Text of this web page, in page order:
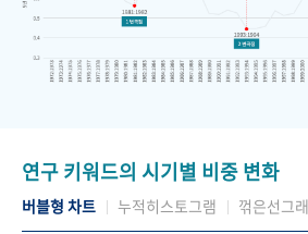
연구 키워드의 시기별 비중 변화
버블형 차트 누적히스토그램 꺾은선그